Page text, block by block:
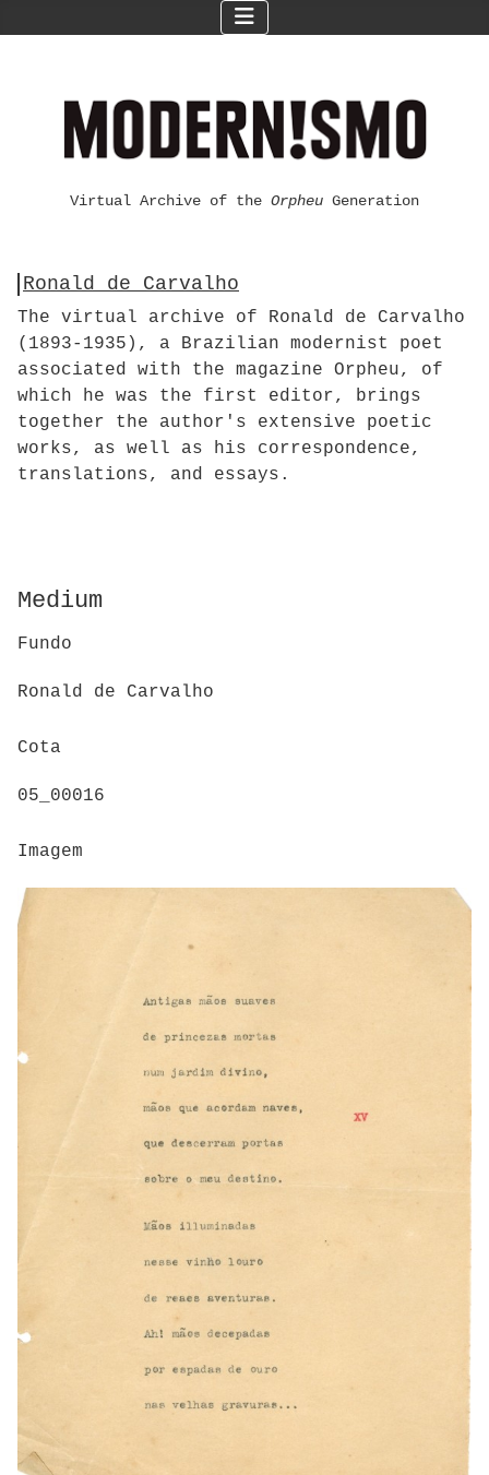
Virtual Archive of the Orpheu Generation
Ronald de Carvalho
The virtual archive of Ronald de Carvalho
(1893-1935), a Brazilian modernist poet
associated with the magazine Orpheu, of
which he was the first editor, brings
together the author's extensive poetic
works, as well as his correspondence,
translations, and essays.
Medium
Fundo
Ronald de Carvalho
Cota
05_00016
Imagem